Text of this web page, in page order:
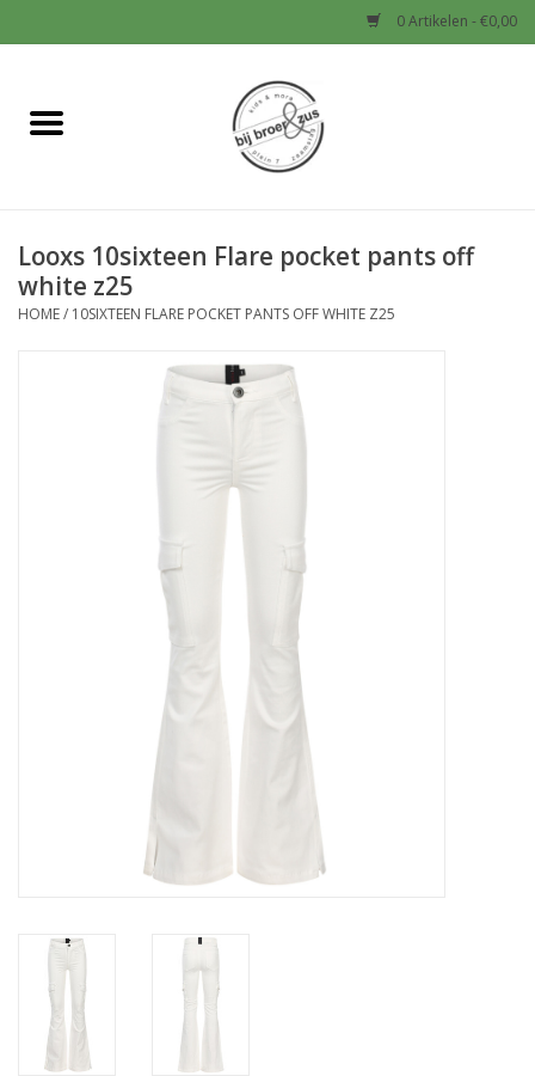
0 Artikelen - €0,00
Home
Baby
Jongens
Looxs 10sixteen Flare pocket pants off
white z25
HOME/ 10SIXTEEN FLARE POCKET PANTS OFF WHITE Z25